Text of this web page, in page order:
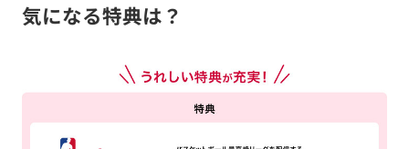
気になる特典は？